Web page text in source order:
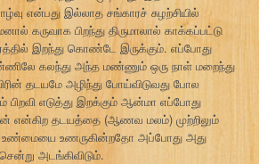
என்பது இல்லாத சங்காரச் சுழற்சியில்
கருவாக பிறந்து திருமாலால் காக்கப்பட்டு
இறந்து கொண்டே இருக்கும். எப்போது
கலந்து அந்த மண்ணும் ஒரு நாள் மறைந்து
தடயமே அழிந்து போய்விடுவது போல
எடுத்து இறக்கும் ஆன்மா எப்போது
என்கிற தடயத்தை (ஆணவ மலம்) முற்றிலும்
உண்மையை உணருகின்றதோ அப்போது அது
அடங்கிவிடும்.